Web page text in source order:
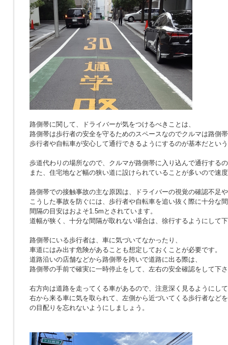
路側帯に関して、ドライバーが気をつけるべきことは、
路側帯は歩行者の安全を守るためのスペースなのでクルマは路側
歩行者や自転車が安心して通行できるようにするのが基本だとい
歩道代わりの場所なので、クルマが路側帯に入り込んで通行する
また、住宅地など幅の狭い道に設けられていることが多いので速
路側帯での接触事故の主な原因は、ドライバーの視覚の確認不足
こうした事故を防ぐには、歩行者や自転車を追い抜く際に十分な
間隔の目安はおよそ1.5mとされています。
道幅が狭く、十分な間隔が取れない場合は、徐行するようにして
路側帯にいる歩行者は、車に気づいてなかったり、
車道にはみ出す危険があることも想定しておくことが必要です。
道路沿いの店舗などから路側帯を跨いで道路に出る際は、
路側帯の手前で確実に一時停止をして、左右の安全確認をして下
右方向は道路を走ってくる車があるので、注意深く見るようにし
右から来る車に気を取られて、左側から近づいてくる歩行者など
の目配りを忘れないようにしましょう。